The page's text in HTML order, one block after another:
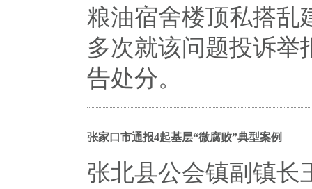
粮油宿舍楼顶私搭乱
多次就该问题投诉举
告处分。
张家口市通报4起基层“微腐败”典型案例
张北县公会镇副镇长